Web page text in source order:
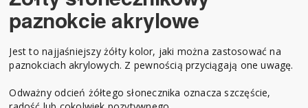
paznokcie akrylowe
Jest to najjaśniejszy żółty kolor, jaki można zastosować na
paznokciach akrylowych. Z pewnością przyciągają one uwagę.
Odważny odcień żółtego słonecznika oznacza szczęście,